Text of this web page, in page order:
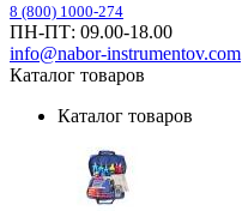
8 (800) 1000-274
ПН-ПТ: 09.00-18.00
info@nabor-instrumentov.com
Каталог товаров
Каталог товаров